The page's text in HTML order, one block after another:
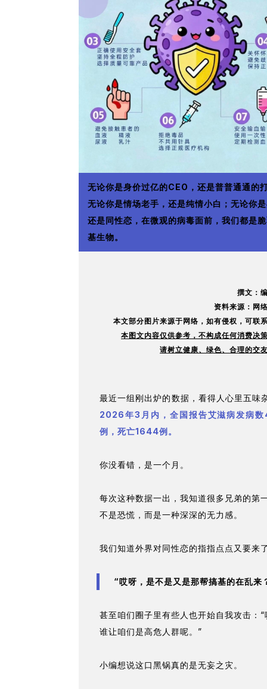
无论你是身价过亿的CEO，还是普普通通的
无论你是情场老手，还是纯情小白；无论你
还是同性恋，在微观的病毒面前，我们都是
基生物。
撰文：
资料来源：网
本文部分图片来源于网络，如有侵权，可联
本图文内容仅供参考，不构成任何消费决
请树立健康、绿色、合理的交
最近一组刚出炉的数据，看得人心里五味
2026年3月内，全国报告艾滋病发病
例，死亡1644例。
你没看错，是一个月。
每次这种数据一出，我知道很多兄弟的第
不是恐慌，而是一种深深的无力感。
我们知道外界对同性恋的指指点点又要来
“哎呀，是不是又是那帮搞基的在乱来
甚至咱们圈子里有些人也开始自我攻击：“
谁让咱们是高危人群呢。”
小编想说这口黑锅真的是无妄之灾。